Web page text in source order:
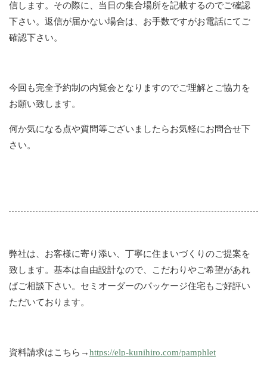
信します。その際に、当日の集合場所を記載するのでご確認
下さい。返信が届かない場合は、お手数ですがお電話にてご
確認下さい。
今回も完全予約制の内覧会となりますのでご理解とご協力を
お願い致します。
何か気になる点や質問等ございましたらお気軽にお問合せ下
さい。
弊社は、お客様に寄り添い、丁寧に住まいづくりのご提案を
致します。基本は自由設計なので、こだわりやご希望があれ
ばご相談下さい。セミオーダーのパッケージ住宅もご好評い
ただいております。
資料請求はこちら→https://elp-kunihiro.com/pamphlet